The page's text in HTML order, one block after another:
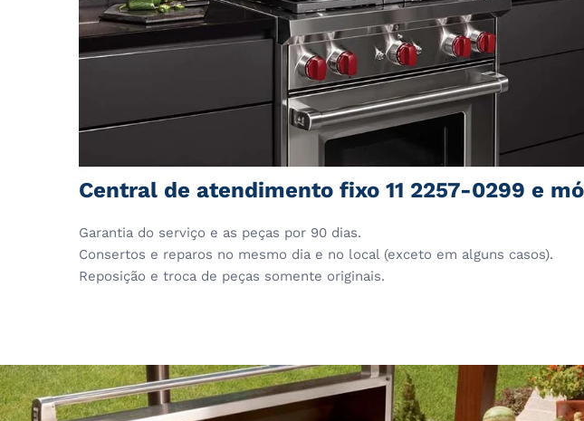
Central de atendimento fixo 11 2257-0299 e
Garantia do serviço e as peças por 90 dias.
Consertos e reparos no mesmo dia e no local (exceto em alguns casos).
Reposição e troca de peças somente originais.